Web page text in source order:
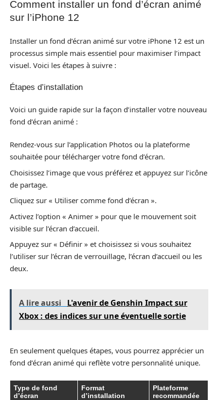
Comment installer un fond d’écran animé
sur l’iPhone 12
Installer un fond d’écran animé sur votre iPhone 12 est un
processus simple mais essentiel pour maximiser l’impact
visuel. Voici les étapes à suivre :
Étapes d’installation
Voici un guide rapide sur la façon d’installer votre nouveau
fond d’écran animé :
Rendez-vous sur l’application Photos ou la plateforme
souhaitée pour télécharger votre fond d’écran.
Choisissez l’image que vous préférez et appuyez sur l’icône
de partage.
Cliquez sur « Utiliser comme fond d’écran ».
Activez l’option « Animer » pour que le mouvement soit
visible sur l’écran d’accueil.
Appuyez sur « Définir » et choisissez si vous souhaitez
l’utiliser sur l’écran de verrouillage, l’écran d’accueil ou les
deux.
A lire aussi
L'avenir de Genshin Impact sur
Xbox : des indices sur une éventuelle sortie
En seulement quelques étapes, vous pourrez apprécier un
fond d’écran animé qui reflète votre personnalité unique.
Type de fond
d’écran
Format
d’installation
Plateforme
recommandée